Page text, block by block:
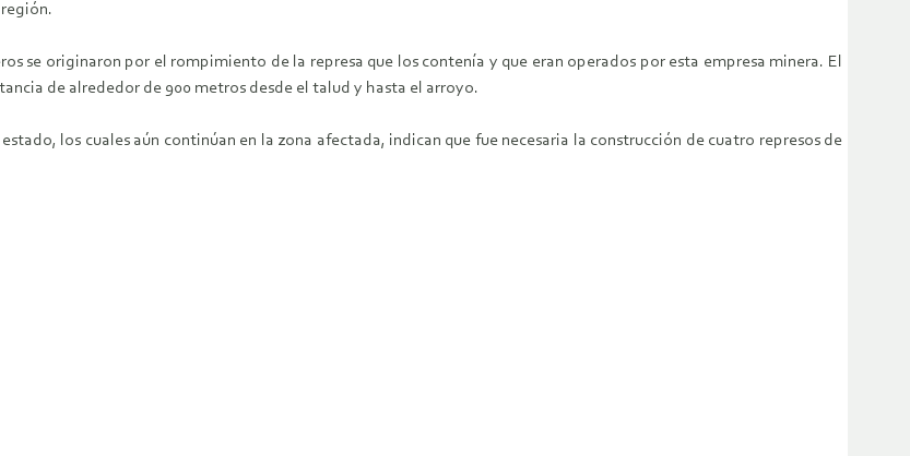
se originaron por el rompimiento de la represa que los contenía y que eran operados por esta empresa minera. El
de alrededor de 900 metros desde el talud y hasta el arroyo.
los cuales aún continúan en la zona afectada, indican que fue necesaria la construcción de cuatro represos de